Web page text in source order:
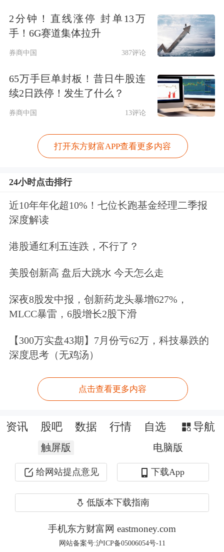
图为英国债务占GDP比例
自2008—2009年金融危机以来的短短十
年间，全球债务增加了100万亿美元。
从增加路径看，主要是次贷危机爆发后
多家央行采取零利率与QE政策，导致
发债融资成本骤降，驱动政府与企业大
量低息发债融资。目前，越来越多国家
主要依靠举债融资发展经济，加之不少
国家老龄化社会来临，社会福利开支等
增加，使得政府债务规模持续激增。而
模快速增加。
图为美国债务上限变动
以美国为例，截至2018年年底，美国的
国债规模达到21.974万亿美元，比2017
年多出2万亿美元。进入2019年年底，
再度突破23万亿美元，在不到一年的时
间，美债规模就增加了1万亿美元，创
2分钟！直线涨停 封单13万
手！6G赛道集体拉升
券商中国 387评论
65万手巨单封板！昔日牛股连
续2日跌停！发生了什么？
券商中国 13评论
打开东方财富APP查看更多内容
24小时点击排行
近10年年化超10%！七位长跑基金经理二季报
深度解读
港股通红利五连跌，不行了？
美股创新高 盘后大跳水 今天怎么走
深夜8股发中报，创新药龙头暴增627%，
MLCC暴雷，6股增长2股下滑
【300万实盘43期】7月份亏62万，科技暴跌的
深度思考（无鸡汤）
点击查看更多内容
资讯 股吧 数据 行情 自选 导航
触屏版 电脑版
给网站提点意见 下载App
低版本下载指南
手机东方财富网 eastmoney.com
网站备案号:沪ICP备05006054号-11